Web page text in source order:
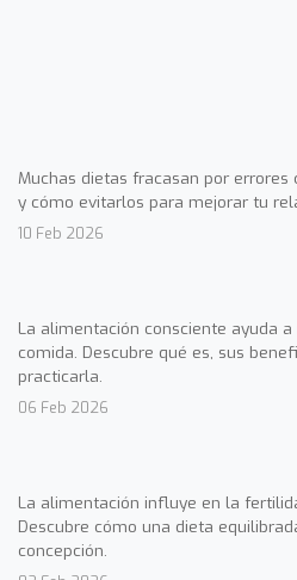
Muchas dietas fracasan por errores
y cómo evitarlos para mejorar tu
10 Feb 2026
La alimentación consciente ayuda
comida. Descubre qué es, sus
practicarla.
06 Feb 2026
La alimentación influye en la
Descubre cómo una dieta
concepción.